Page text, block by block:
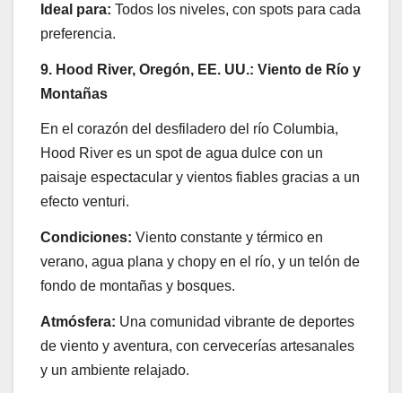
Ideal para: Todos los niveles, con spots para cada
preferencia.
9. Hood River, Oregón, EE. UU.: Viento de Río y
Montañas
En el corazón del desfiladero del río Columbia,
Hood River es un spot de agua dulce con un
paisaje espectacular y vientos fiables gracias a un
efecto venturi.
Condiciones: Viento constante y térmico en
verano, agua plana y chopy en el río, y un telón de
fondo de montañas y bosques.
Atmósfera: Una comunidad vibrante de deportes
de viento y aventura, con cervecerías artesanales
y un ambiente relajado.